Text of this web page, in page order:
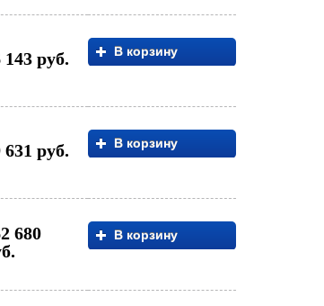
143 руб. В корзину
631 руб. В корзину
680
В корзину